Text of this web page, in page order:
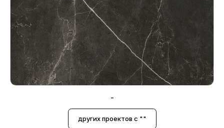
-
других проектов с ""